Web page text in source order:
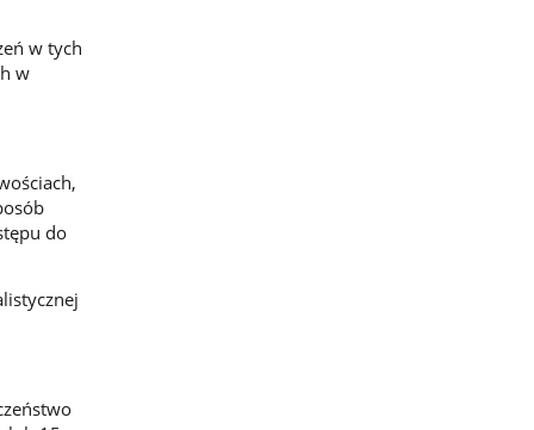
w tych
w
do